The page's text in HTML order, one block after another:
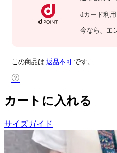
dカード利用
今なら 、
この商品は 返品不可 です。
カートに入れる
サイズガイド